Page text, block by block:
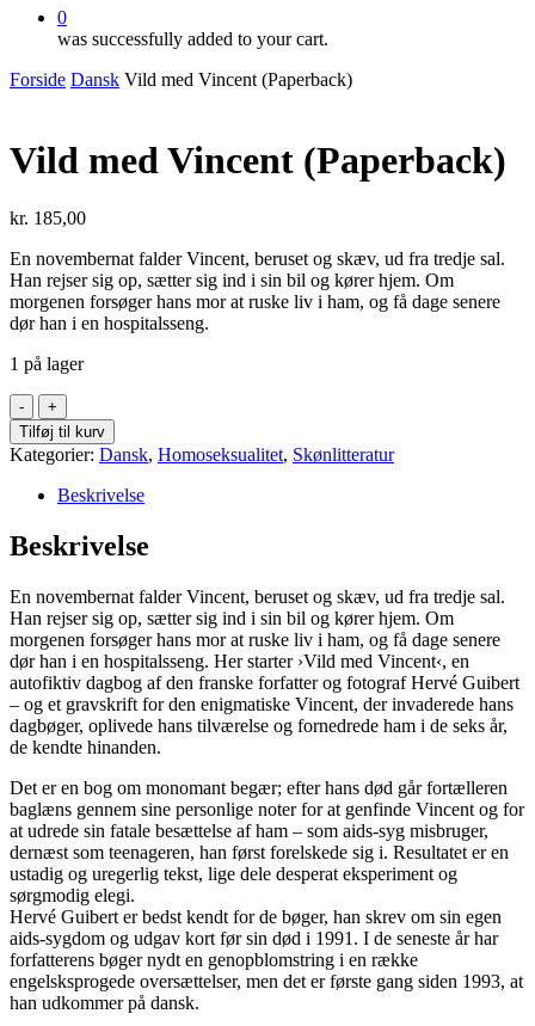
0
was successfully added to your cart.
Forside Dansk Vild med Vincent (Paperback)
Vild med Vincent (Paperback)
kr. 185,00
En novembernat falder Vincent, beruset og skæv, ud fra tredje sal.
Han rejser sig op, sætter sig ind i sin bil og kører hjem. Om
morgenen forsøger hans mor at ruske liv i ham, og få dage senere
dør han i en hospitalsseng.
1 på lager
Vild
med
Vincent
(Paperback)
antal
Tilføj til kurv
Kategorier: Dansk, Homoseksualitet, Skønlitteratur
Beskrivelse
Beskrivelse
En novembernat falder Vincent, beruset og skæv, ud fra tredje sal.
Han rejser sig op, sætter sig ind i sin bil og kører hjem. Om
morgenen forsøger hans mor at ruske liv i ham, og få dage senere
dør han i en hospitalsseng. Her starter ›Vild med Vincent‹, en
autofiktiv dagbog af den franske forfatter og fotograf Hervé Guibert
– og et gravskrift for den enigmatiske Vincent, der invaderede hans
dagbøger, oplivede hans tilværelse og fornedrede ham i de seks år,
de kendte hinanden.
Det er en bog om monomant begær; efter hans død går fortælleren
baglæns gennem sine personlige noter for at genfinde Vincent og for
at udrede sin fatale besættelse af ham – som aids-syg misbruger,
dernæst som teenageren, han først forelskede sig i. Resultatet er en
ustadig og uregerlig tekst, lige dele desperat eksperiment og
sørgmodig elegi.
Hervé Guibert er bedst kendt for de bøger, han skrev om sin egen
aids-sygdom og udgav kort før sin død i 1991. I de seneste år har
forfatterens bøger nydt en genopblomstring i en række
engelsksprogede oversættelser, men det er første gang siden 1993, at
han udkommer på dansk.